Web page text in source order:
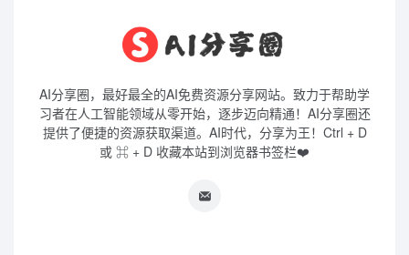
AI分享圈，最好最全的AI免费资源分享网站。致力于帮助学
习者在人工智能领域从零开始，逐步迈向精通！AI分享圈还
提供了便捷的资源获取渠道。AI时代，分享为王！Ctrl + D
或 ⌘ + D 收藏本站到浏览器书签栏❤️